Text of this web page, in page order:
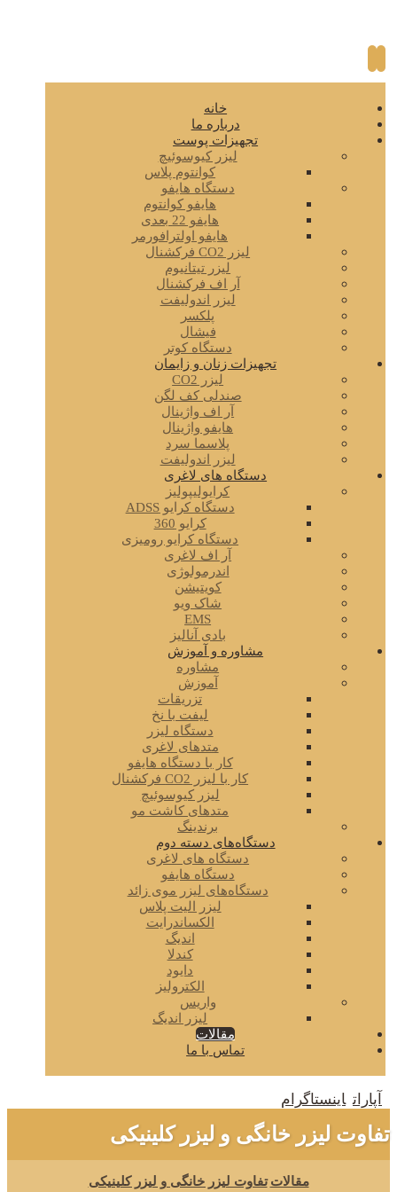
خانه
درباره ما
تجهیزات پوست
لیزر کیوسوئیچ
کوانتوم پلاس
دستگاه هایفو
هایفو کوانتوم
هایفو 22 بعدی
هایفو اولترافورمر
لیزر CO2 فرکشنال
لیزر تیتانیوم
آر اف فرکشنال
لیزر اندولیفت
پلکسر
فیشال
دستگاه کوتر
تجهیزات زنان و زایمان
لیزر CO2
صندلی کف لگن
آر اف واژینال
هایفو واژینال
پلاسما سرد
لیزر اندولیفت
دستگاه های لاغری
کرایولیپولیز
دستگاه کرایو ADSS
کرایو 360
دستگاه کرایو رومیزی
آر اف لاغری
اندرمولوژی
کویتیشن
شاک ویو
EMS
بادی آنالیز
مشاوره و آموزش
مشاوره
آموزش
تزریقات
لیفت با نخ
دستگاه لیزر
متدهای لاغری
کار با دستگاه هایفو
کار با لیزر CO2 فرکشنال
لیزر کیوسوئیچ
متدهای کاشت مو
برندینگ
دستگاه‌های دسته دوم
دستگاه های لاغری
دستگاه هایفو
دستگاه‌های لیزر موی زائد
لیزر الیت پلاس
الکساندرایت
اندیگ
کندلا
دایود
الکترولیز
واریس
لیزر اندیگ
مقالات
تماس با ما
آپارات اینستاگرام
تفاوت لیزر خانگی و لیزر کلینیکی
مقالات تفاوت لیزر خانگی و لیزر کلینیکی